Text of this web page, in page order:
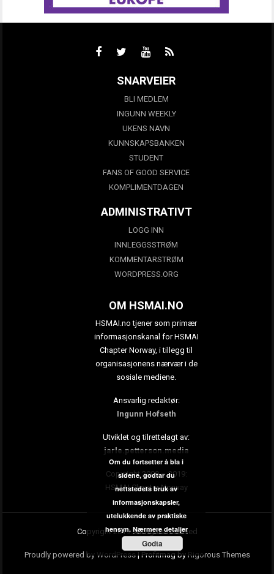
SNARVEIER
BLI MEDLEM
INGUNN WEEKLY
UKENS NAVN
KUNNSKAPSBANKEN
STUDENT
FANS OF GOOD SERVICE
KOMPLIMENTDAGEN
ADMINISTRATIVT
LOGG INN
INNLEGGSSTRØM
KOMMENTARSTRØM
WORDPRESS.ORG
OM HSMAI.NO
HSMAI.no tjener som primær
informasjonskanal for HSMAI
Chapter Norway, i tillegg til
organisasjonens nærvær i de
sosiale mediene.
Ansvarlig redaktør:
Ingunn Hofseth
Utviklet og tilrettelagt av:
jarle.petterson.media
Copyright 2009 – 2019:
HSMAI Chapter Norway
Copyright 2019. All rights reserved
Proudly powered by WordPress | Profitmag by Rigorous Themes
Om du fortsetter å bla i
sidene, godtar du
nettstedets bruk av
informasjonskapsler,
utelukkende av praktiske
hensyn. Nærmere detaljer
Godta